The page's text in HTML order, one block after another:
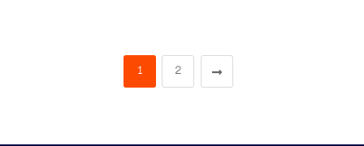
1 2